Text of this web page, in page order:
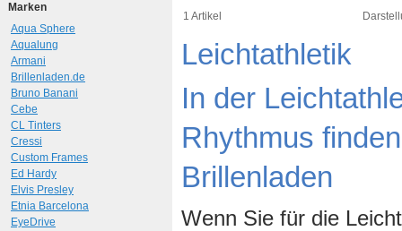
1 Artikel
Leichtathletik
In der
Rhythmus
Brillenladen
Wenn Sie für die
Marken
Aqua Sphere
Aqualung
Armani
Brillenladen.de
Bruno Banani
Cebe
CL Tinters
Cressi
Custom Frames
Ed Hardy
Elvis Presley
Etnia Barcelona
EyeDrive